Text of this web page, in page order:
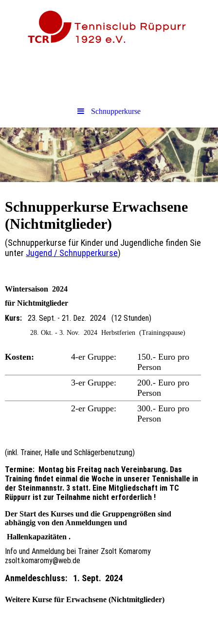
Schnupperkurse
Schnupperkurse Erwachsene
(Nichtmitglieder)
(Schnupperkurse für Kinder und Jugendliche finden Sie
unter Jugend / Schnupperkurse)
Wintersaison 2024
für Nichtmitglieder
Kurs: 23. Sept. - 21. Dez. 2024 (12 Stunden)
28. Okt. - 3. Nov. 2024 Herbstferien (Trainingspause)
Kosten: 4-er Gruppe:
150.- Euro pro
Person
3-er Gruppe:
200.- Euro pro
Person
2-er Gruppe:
300.- Euro pro
Person
(inkl. Trainer, Halle und Schlägerbenutzung)
Termine: Montag bis Freitag nach Vereinbarung. Das
Training findet einmal die Woche in unserer Tennishalle in
der Steinmannstr. 3 statt. Eine Mitgliedschaft im TC
Rüppurr ist zur Teilnahme nicht erforderlich !
Der Start des Kurses und die Gruppengrößen sind
abhängig von den Anmeldungen und
Hallenkapazitäten .
Info und Anmeldung bei Trainer Zsolt Komaromy
zsolt.komaromy@web.de
Anmeldeschluss: 1. Sept. 2024
Weitere Kurse für Erwachsene (Nichtmitglieder)